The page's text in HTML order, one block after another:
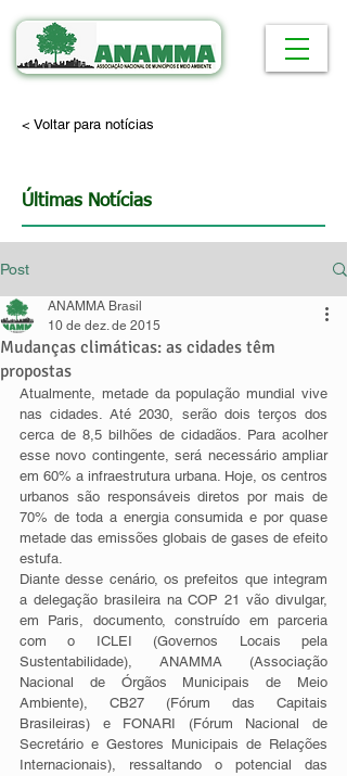
< Voltar para notícias
Últimas Notícias
Post
Mudanças climáticas: as cidades têm
propostas
ANAMMA Brasil
10 de dez. de 2015
Atualmente, metade da população mundial vive
nas cidades. Até 2030, serão dois terços dos
cerca de 8,5 bilhões de cidadãos. Para acolher
esse novo contingente, será necessário ampliar
em 60% a infraestrutura urbana. Hoje, os centros
urbanos são responsáveis diretos por mais de
70% de toda a energia consumida e por quase
metade das emissões globais de gases de efeito
estufa.
Diante desse cenário, os prefeitos que integram
a delegação brasileira na COP 21 vão divulgar,
em Paris, documento, construído em parceria
com o ICLEI (Governos Locais pela
Sustentabilidade), ANAMMA (Associação
Nacional de Órgãos Municipais de Meio
Ambiente), CB27 (Fórum das Capitais
Brasileiras) e FONARI (Fórum Nacional de
Secretário e Gestores Municipais de Relações
Internacionais), ressaltando o potencial das